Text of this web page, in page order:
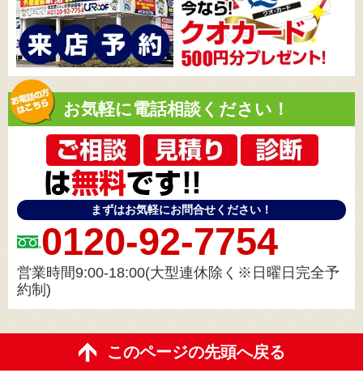
お気軽に電話相談ください！
まずはお気軽にお問合せください！
0120-92-7754
営業時間9:00-18:00(大型連休除く※日曜日完全予
約制)
このページの先頭へ戻る